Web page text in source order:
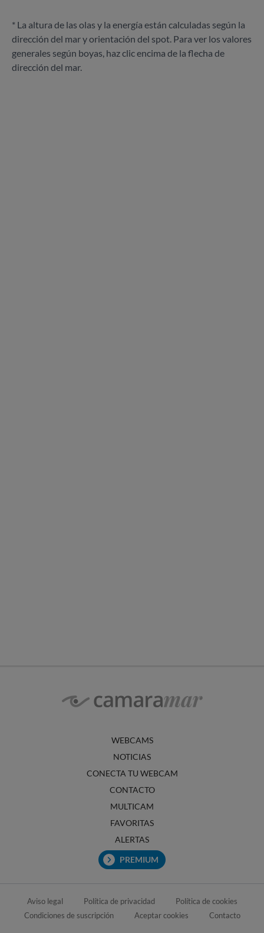
* La altura de las olas y la energía están calculadas según la
dirección del mar y orientación del spot. Para ver los valores
generales según boyas, haz clic encima de la flecha de
dirección del mar.
WEBCAMS
NOTICIAS
CONECTA TU WEBCAM
CONTACTO
MULTICAM
FAVORITAS
ALERTAS
PREMIUM
Aviso legal Política de privacidad
Política de cookies
Condiciones de suscripción
Aceptar cookies Contacto